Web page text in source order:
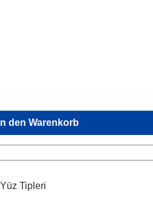
In den Warenkorb